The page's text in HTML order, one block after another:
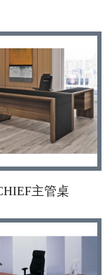
主管桌